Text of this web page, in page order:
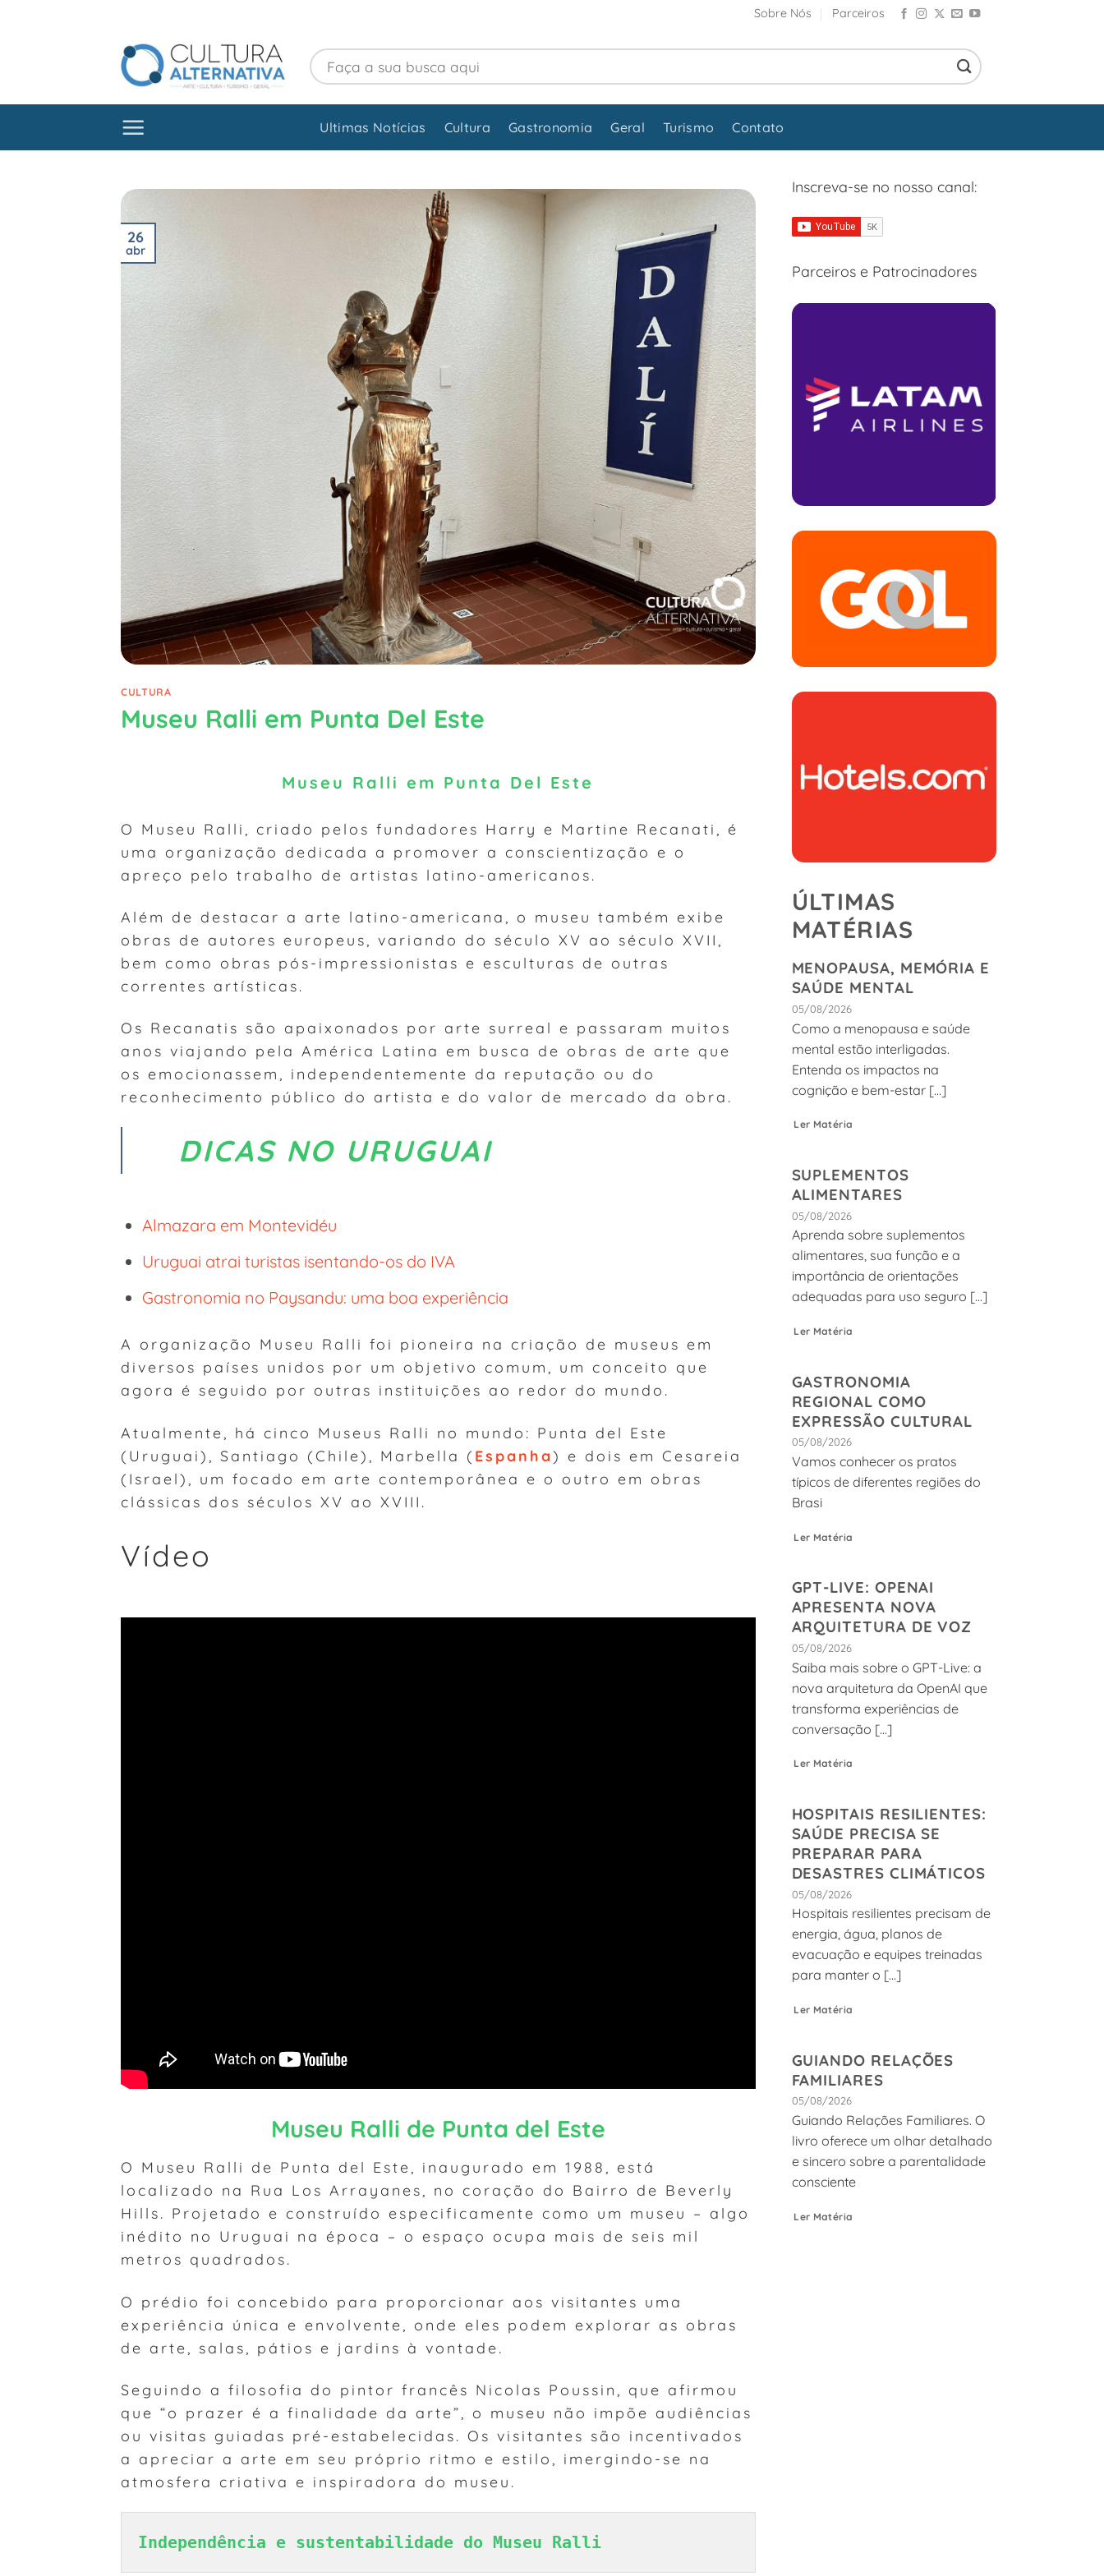
Sobre Nós Parceiros
Ultimas Notícias Cultura Gastronomia Geral Turismo Contato
26
abr
CULTURA
Museu Ralli em Punta Del Este
Museu Ralli em Punta Del Este
O Museu Ralli, criado pelos fundadores Harry e Martine Recanati, é
uma organização dedicada a promover a conscientização e o
apreço pelo trabalho de artistas latino-americanos.
Além de destacar a arte latino-americana, o museu também exibe
obras de autores europeus, variando do século XV ao século XVII,
bem como obras pós-impressionistas e esculturas de outras
correntes artísticas.
Os Recanatis são apaixonados por arte surreal e passaram muitos
anos viajando pela América Latina em busca de obras de arte que
os emocionassem, independentemente da reputação ou do
reconhecimento público do artista e do valor de mercado da obra.
DICAS NO URUGUAI
Almazara em Montevidéu
Uruguai atrai turistas isentando-os do IVA
Gastronomia no Paysandu: uma boa experiência
A organização Museu Ralli foi pioneira na criação de museus em
diversos países unidos por um objetivo comum, um conceito que
agora é seguido por outras instituições ao redor do mundo.
Atualmente, há cinco Museus Ralli no mundo: Punta del Este
(Uruguai), Santiago (Chile), Marbella ( Espanha) e dois em Cesareia
(Israel), um focado em arte contemporânea e o outro em obras
clássicas dos séculos XV ao XVIII.
Vídeo
Museu Ralli de Punta del Este
O Museu Ralli de Punta del Este, inaugurado em 1988, está
localizado na Rua Los Arrayanes, no coração do Bairro de Beverly
Hills. Projetado e construído especificamente como um museu – algo
inédito no Uruguai na época – o espaço ocupa mais de seis mil
metros quadrados.
O prédio foi concebido para proporcionar aos visitantes uma
experiência única e envolvente, onde eles podem explorar as obras
de arte, salas, pátios e jardins à vontade.
Seguindo a filosofia do pintor francês Nicolas Poussin, que afirmou
que “o prazer é a finalidade da arte”, o museu não impõe audiências
ou visitas guiadas pré-estabelecidas. Os visitantes são incentivados
a apreciar a arte em seu próprio ritmo e estilo, imergindo-se na
atmosfera criativa e inspiradora do museu.
Independência e sustentabilidade do Museu Ralli
Inscreva-se no nosso canal:
Parceiros e Patrocinadores
ÚLTIMAS
MATÉRIAS
MENOPAUSA, MEMÓRIA E
SAÚDE MENTAL
05/08/2026
Como a menopausa e saúde
mental estão interligadas.
Entenda os impactos na
cognição e bem-estar [...]
Ler Matéria
SUPLEMENTOS
ALIMENTARES
05/08/2026
Aprenda sobre suplementos
alimentares, sua função e a
importância de orientações
adequadas para uso seguro [...]
Ler Matéria
GASTRONOMIA
REGIONAL COMO
EXPRESSÃO CULTURAL
05/08/2026
Vamos conhecer os pratos
típicos de diferentes regiões do
Brasi
Ler Matéria
GPT-LIVE: OPENAI
APRESENTA NOVA
ARQUITETURA DE VOZ
05/08/2026
Saiba mais sobre o GPT-Live: a
nova arquitetura da OpenAI que
transforma experiências de
conversação [...]
Ler Matéria
HOSPITAIS RESILIENTES:
SAÚDE PRECISA SE
PREPARAR PARA
DESASTRES CLIMÁTICOS
05/08/2026
Hospitais resilientes precisam de
energia, água, planos de
evacuação e equipes treinadas
para manter o [...]
Ler Matéria
GUIANDO RELAÇÕES
FAMILIARES
05/08/2026
Guiando Relações Familiares. O
livro oferece um olhar detalhado
e sincero sobre a parentalidade
consciente
Ler Matéria